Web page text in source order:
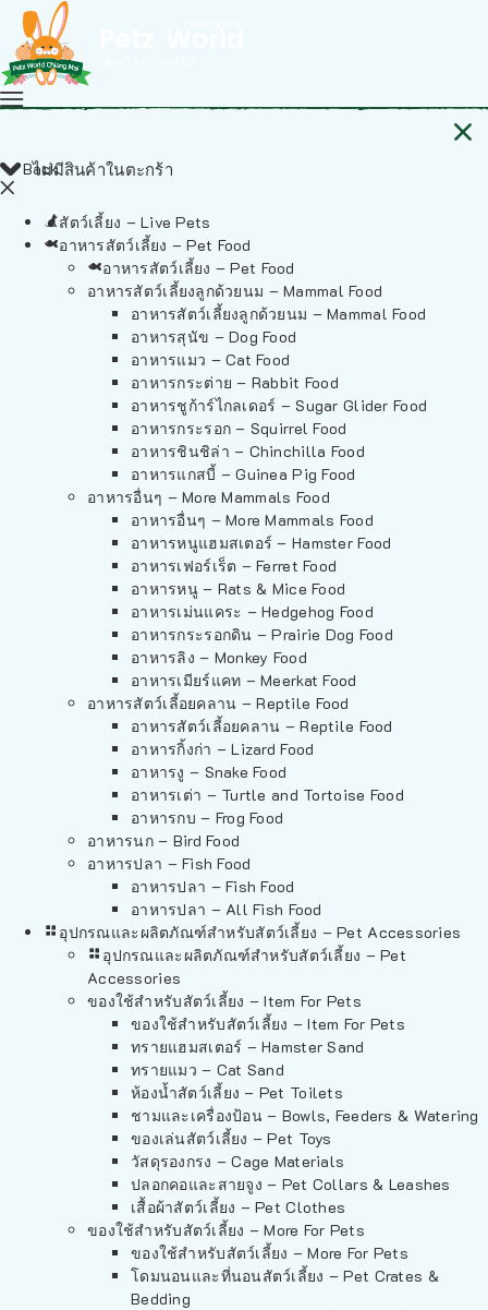
ไม่มีสินค้าในตะกร้า
Back
สัตว์เลี้ยง – Live Pets
อาหารสัตว์เลี้ยง – Pet Food
อาหารสัตว์เลี้ยง – Pet Food
อาหารสัตว์เลี้ยงลูกด้วยนม – Mammal Food
อาหารสัตว์เลี้ยงลูกด้วยนม – Mammal Food
อาหารสุนัข – Dog Food
อาหารแมว – Cat Food
อาหารกระต่าย – Rabbit Food
อาหารชูก้าร์ไกลเดอร์ – Sugar Glider Food
อาหารกระรอก – Squirrel Food
อาหารชินชิล่า – Chinchilla Food
อาหารแกสบี้ – Guinea Pig Food
อาหารอื่นๆ – More Mammals Food
อาหารอื่นๆ – More Mammals Food
อาหารหนูแฮมสเตอร์ – Hamster Food
อาหารเฟอร์เร็ต – Ferret Food
อาหารหนู – Rats & Mice Food
อาหารเม่นแคระ – Hedgehog Food
อาหารกระรอกดิน – Prairie Dog Food
อาหารลิง – Monkey Food
อาหารเมียร์แคท – Meerkat Food
อาหารสัตว์เลี้อยคลาน – Reptile Food
อาหารสัตว์เลี้อยคลาน – Reptile Food
อาหารกิ้งก่า – Lizard Food
อาหารงู – Snake Food
อาหารเต่า – Turtle and Tortoise Food
อาหารกบ – Frog Food
อาหารนก – Bird Food
อาหารปลา – Fish Food
อาหารปลา – Fish Food
อาหารปลา – All Fish Food
อุปกรณและผลิตภัณฑ์สำหรับสัตว์เลี้ยง – Pet Accessories
อุปกรณและผลิตภัณฑ์สำหรับสัตว์เลี้ยง – Pet
Accessories
ของใช้สำหรับสัตว์เลี้ยง – Item For Pets
ของใช้สำหรับสัตว์เลี้ยง – Item For Pets
ทรายแฮมสเตอร์ – Hamster Sand
ทรายแมว – Cat Sand
ห้องน้ำสัตว์เลี้ยง – Pet Toilets
ชามและเครื่องป้อน – Bowls, Feeders & Watering
ของเล่นสัตว์เลี้ยง – Pet Toys
วัสดุรองกรง – Cage Materials
ปลอกคอและสายจูง – Pet Collars & Leashes
เสื้อผ้าสัตว์เลี้ยง – Pet Clothes
ของใช้สำหรับสัตว์เลี้ยง – More For Pets
ของใช้สำหรับสัตว์เลี้ยง – More For Pets
โดมนอนและที่นอนสัตว์เลี้ยง – Pet Crates &
Bedding